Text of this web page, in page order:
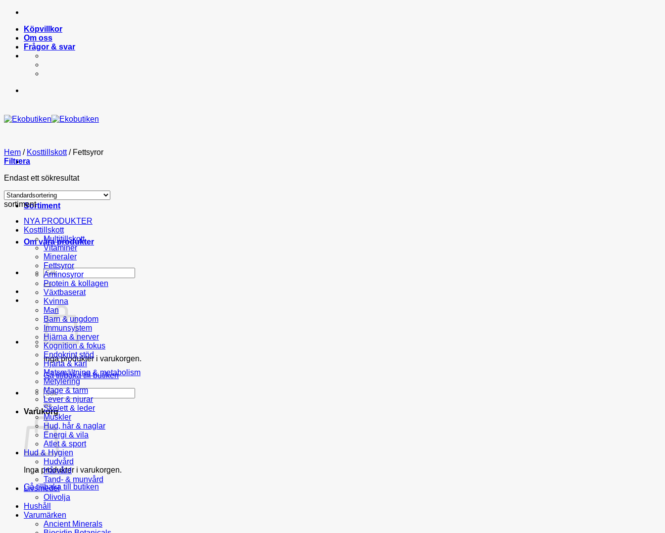
Skip
contentKöpvillkor
Om oss
Frågor & svar
Sortiment
Om våra produkter
Sök
efter:
Inga produkter i varukorgen.
Gå tillbaka till butiken
Sök
efter:
Varukorg
Inga produkter i varukorgen.
Gå tillbaka till butiken
Hem / Kosttillskott /Fettsyror
Filtrera
Endast ett sökresultat
sortiment
NYA PRODUKTER
Kosttillskott
Multitillskott
Vitaminer
Mineraler
Fettsyror
Aminosyror
Protein & kollagen
Växtbaserat
Kvinna
Man
Barn & ungdom
Immunsystem
Hjärna & nerver
Kognition & fokus
Endokrint stöd
Hjärta & kärl
Matsmältning & metabolism
Metylering
Mage & tarm
Lever & njurar
Skelett & leder
Muskler
Hud, hår & naglar
Energi & vila
Atlet & sport
Hud & Hygien
Hudvård
Hårvård
Tand- & munvård
Livsmedel
Olivolja
Hushåll
Varumärken
Ancient Minerals